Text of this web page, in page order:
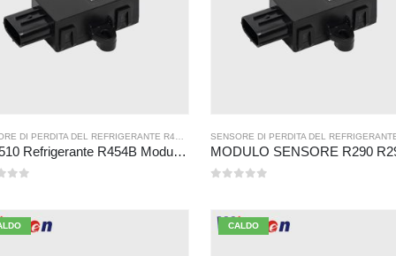
ZRT510 Refrigerante R454B Modulo sensore-Sensore refrigerante NDIR ad alte prestazioni
SENSORE DI PERDITA DEL
CALDO